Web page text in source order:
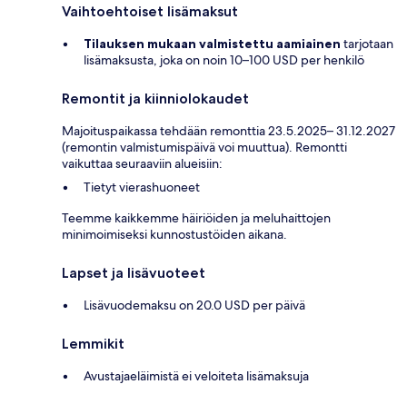
Vaihtoehtoiset lisämaksut
Tilauksen mukaan valmistettu aamiainen tarjotaan
lisämaksusta, joka on noin 10–100 USD per henkilö
Remontit ja kiinniolokaudet
Majoituspaikassa tehdään remonttia 23.5.2025– 31.12.2027
(remontin valmistumispäivä voi muuttua). Remontti
vaikuttaa seuraaviin alueisiin:
Tietyt vierashuoneet
Teemme kaikkemme häiriöiden ja meluhaittojen
minimoimiseksi kunnostustöiden aikana.
Lapset ja lisävuoteet
Lisävuodemaksu on 20.0 USD per päivä
Lemmikit
Avustajaeläimistä ei veloiteta lisämaksuja